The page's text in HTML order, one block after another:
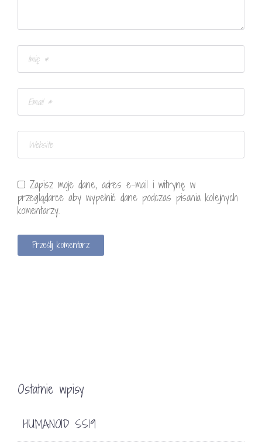
Zapisz moje dane, adres e-mail i witrynę w
przeglądarce aby wypełnić dane podczas pisania kolejnych
komentarzy.
Ostatnie wpisy
HUMANOID SS19